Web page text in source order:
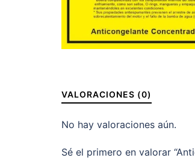
VALORACIONES (0)
No hay valoraciones aún.
Sé el primero en valorar